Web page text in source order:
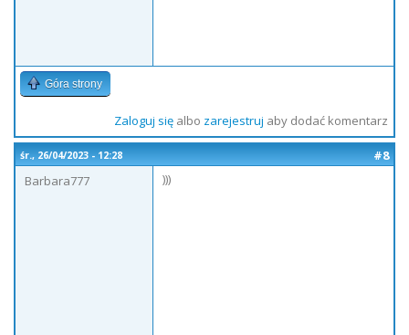
Góra strony
Zaloguj sięalbo zarejestruj aby dodać komentarz
śr., 26/04/2023 - 12:28
#8
Barbara777
)))